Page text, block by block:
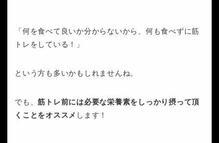
「何を食べて良いか分からないから、何も食べずに筋
トレをしている！」
という方も多いかもしれませんね。
でも、筋トレ前には必要な栄養素をしっかり摂って頂
くことをオススメ します！